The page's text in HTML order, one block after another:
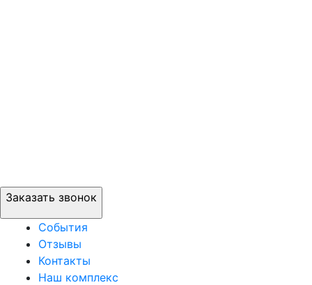
Заказать звонок
События
Отзывы
Контакты
Наш комплекс